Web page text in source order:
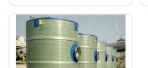
coupeur Matériau
d'impulsion en fonte
ou en acier
inoxydable